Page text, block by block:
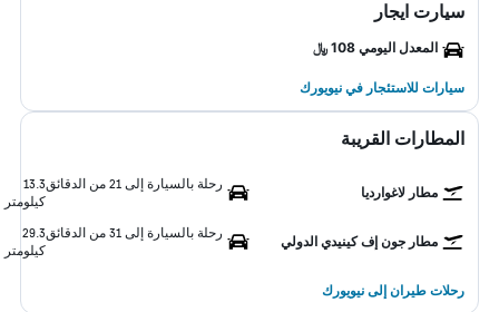
سيارت ايجار
المعدل اليومي 108 ﷼
سيارات للاستئجار في نيويورك
المطارات القريبة
مطار لاغوارديا
رحلة بالسيارة إلى 21 من الدقائق
13.3
كيلومتر
مطار جون إف كينيدي الدولي
رحلة بالسيارة إلى 31 من الدقائق
29.3
كيلومتر
رحلات طيران إلى نيويورك